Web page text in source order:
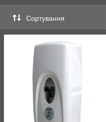
Сортування